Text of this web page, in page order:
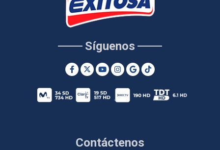
Contáctenos
Síguenos